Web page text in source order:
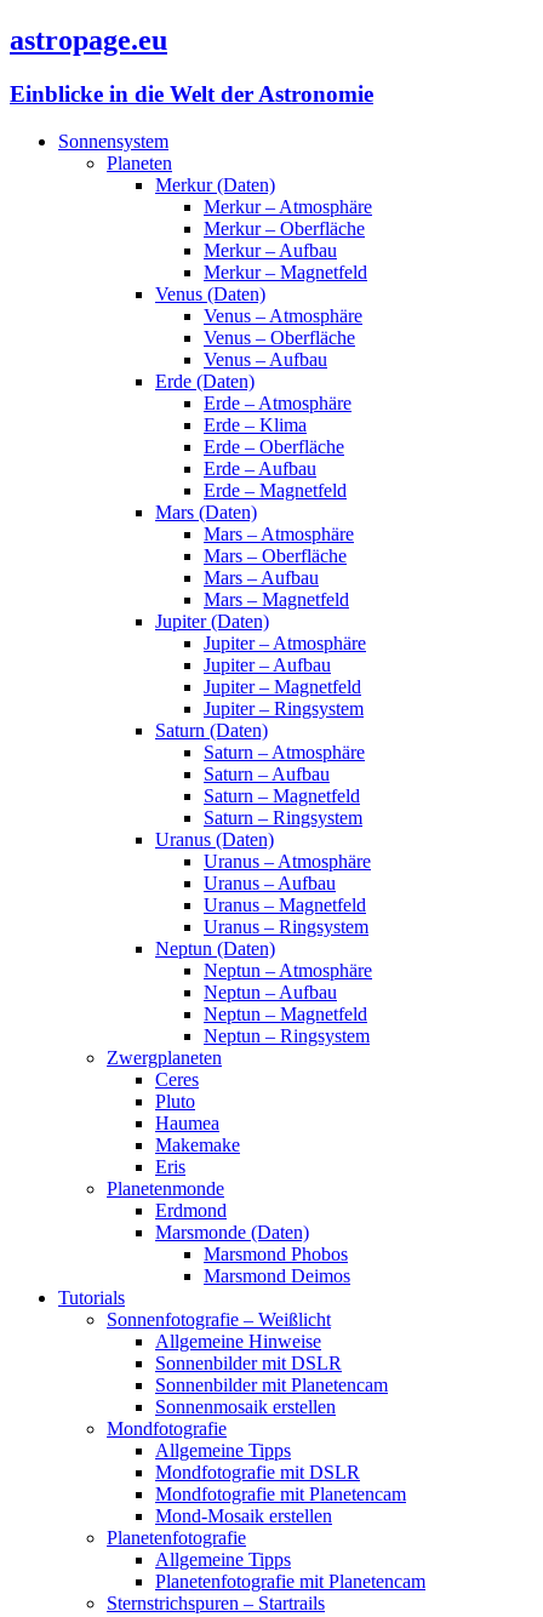
astropage.eu
Einblicke in die Welt der Astronomie
Sonnensystem
Planeten
Merkur (Daten)
Merkur – Atmosphäre
Merkur – Oberfläche
Merkur – Aufbau
Merkur – Magnetfeld
Venus (Daten)
Venus – Atmosphäre
Venus – Oberfläche
Venus – Aufbau
Erde (Daten)
Erde – Atmosphäre
Erde – Klima
Erde – Oberfläche
Erde – Aufbau
Erde – Magnetfeld
Mars (Daten)
Mars – Atmosphäre
Mars – Oberfläche
Mars – Aufbau
Mars – Magnetfeld
Jupiter (Daten)
Jupiter – Atmosphäre
Jupiter – Aufbau
Jupiter – Magnetfeld
Jupiter – Ringsystem
Saturn (Daten)
Saturn – Atmosphäre
Saturn – Aufbau
Saturn – Magnetfeld
Saturn – Ringsystem
Uranus (Daten)
Uranus – Atmosphäre
Uranus – Aufbau
Uranus – Magnetfeld
Uranus – Ringsystem
Neptun (Daten)
Neptun – Atmosphäre
Neptun – Aufbau
Neptun – Magnetfeld
Neptun – Ringsystem
Zwergplaneten
Ceres
Pluto
Haumea
Makemake
Eris
Planetenmonde
Erdmond
Marsmonde (Daten)
Marsmond Phobos
Marsmond Deimos
Tutorials
Sonnenfotografie – Weißlicht
Allgemeine Hinweise
Sonnenbilder mit DSLR
Sonnenbilder mit Planetencam
Sonnenmosaik erstellen
Mondfotografie
Allgemeine Tipps
Mondfotografie mit DSLR
Mondfotografie mit Planetencam
Mond-Mosaik erstellen
Planetenfotografie
Allgemeine Tipps
Planetenfotografie mit Planetencam
Sternstrichspuren – Startrails